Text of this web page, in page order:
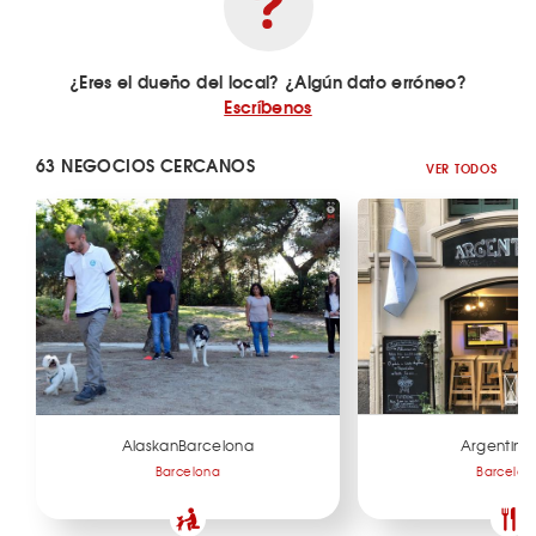
¿Eres el dueño del local? ¿Algún dato erróneo?
Escríbenos
63 NEGOCIOS CERCANOS VER TODOS
AlaskanBarcelona
Barcelona